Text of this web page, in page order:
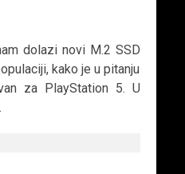
dolazi novi M.2 SSD
kako je u pitanju
za PlayStation 5. U